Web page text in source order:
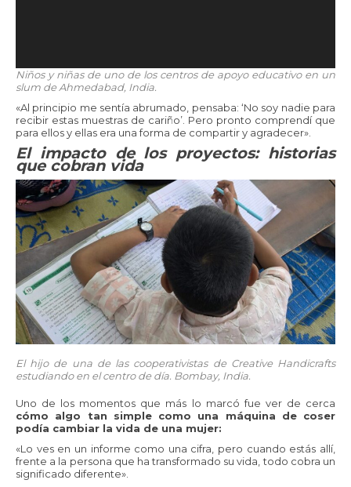
Niños y niñas de uno de los centros de apoyo educativo en un
slum de Ahmedabad, India.
«Al principio me sentía abrumado, pensaba: ‘No soy nadie para
recibir estas muestras de cariño’. Pero pronto comprendí que
para ellos y ellas era una forma de compartir y agradecer».
El impacto de los proyectos: historias
que cobran vida
El hijo de una de las cooperativistas de Creative Handicrafts
estudiando en el centro de día. Bombay, India.
Uno de los momentos que más lo marcó fue ver de cerca
cómo algo tan simple como una máquina de coser
podía cambiar la vida de una mujer:
«Lo ves en un informe como una cifra, pero cuando estás allí,
frente a la persona que ha transformado su vida, todo cobra un
significado diferente».